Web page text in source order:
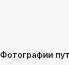
Фотографии